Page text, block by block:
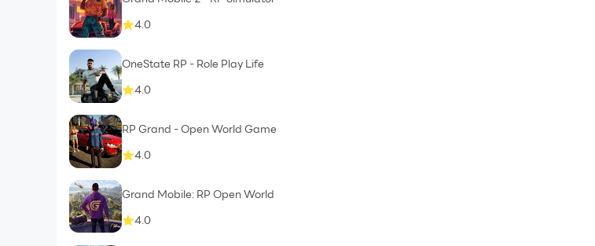
4.0
OneState RP - Role Play Life
4.0
RP Grand - Open World Game
4.0
Grand Mobile: RP Open World
4.0